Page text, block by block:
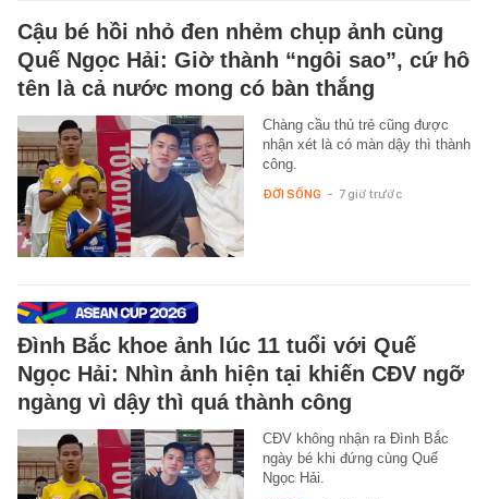
Cậu bé hồi nhỏ đen nhẻm chụp ảnh cùng
Quế Ngọc Hải: Giờ thành “ngôi sao”, cứ hô
tên là cả nước mong có bàn thắng
Chàng cầu thủ trẻ cũng được
nhận xét là có màn dậy thì thành
công.
ĐỜI SỐNG - 7 giờ trước
Đình Bắc khoe ảnh lúc 11 tuổi với Quế
Ngọc Hải: Nhìn ảnh hiện tại khiến CĐV ngỡ
ngàng vì dậy thì quá thành công
CĐV không nhận ra Đình Bắc
ngày bé khi đứng cùng Quế
Ngọc Hải.